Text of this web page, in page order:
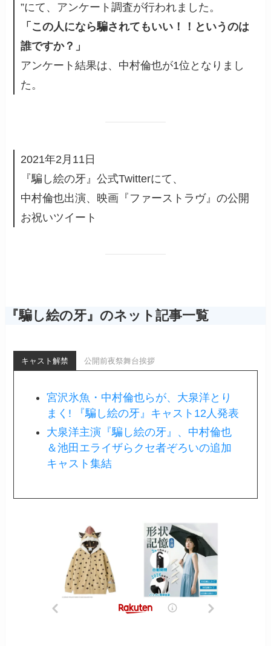
”にて、アンケート調査が行われました。
「この人になら騙されてもいい！！というのは
誰ですか？」
アンケート結果は、中村倫也が1位となりまし
た。
2021年2月11日
『騙し絵の牙』公式Twitterにて、
中村倫也出演、映画『ファーストラヴ』の公開
お祝いツイート
『騙し絵の牙』のネット記事一覧
キャスト解禁 公開前夜祭舞台挨拶
宮沢氷魚・中村倫也らが、大泉洋とり
まく! 『騙し絵の牙』キャスト12人発表
大泉洋主演『騙し絵の牙』、中村倫也
＆池田エライザらクセ者ぞろいの追加
キャスト集結